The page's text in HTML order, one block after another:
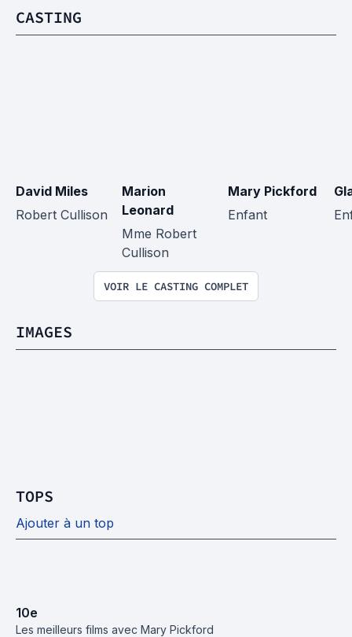
CASTING
David Miles
Robert Cullison
Marion
Leonard
Mme Robert
Cullison
Mary Pickford
Enfant
VOIR LE CASTING COMPLET
IMAGES
TOPS
Ajouter à un top
10e
Les meilleurs films avec Mary Pickford